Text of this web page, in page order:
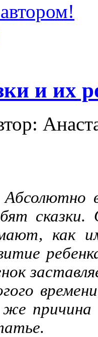
и их
Абсолютно
сказки.
как
причина